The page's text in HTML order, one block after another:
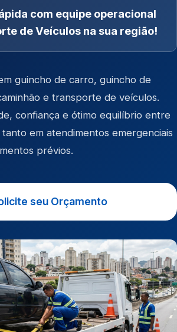
com equipe operacional
de Veículos na sua região!
guincho de carro, guincho de
e transporte de veículos.
confiança e ótimo equilíbrio entre
em atendimentos emergenciais
prévios.
seu Orçamento